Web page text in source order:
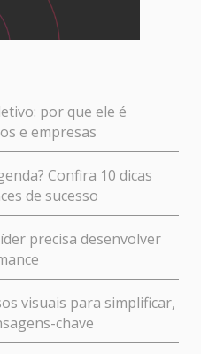
por que ele é
e empresas
Confira 10 dicas
de sucesso
precisa desenvolver
visuais para simplificar,
chave